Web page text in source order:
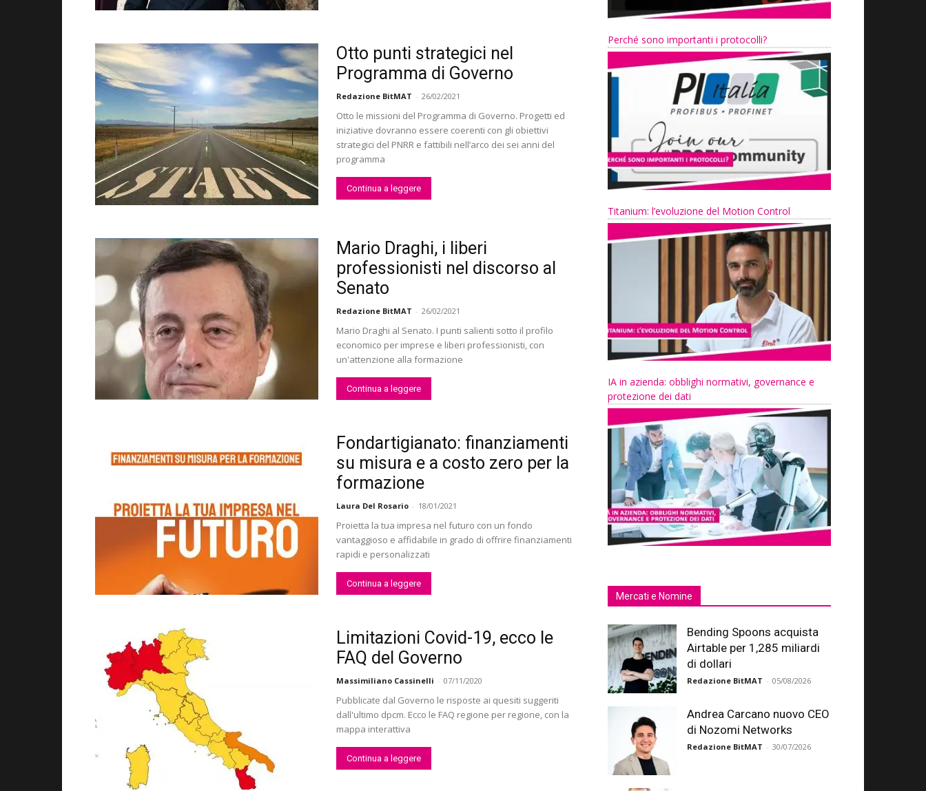
Otto punti strategici nel
Programma di Governo
Redazione BitMAT - 26/02/2021
Otto le missioni del Programma di Governo. Progetti ed
iniziative dovranno essere coerenti con gli obiettivi
strategici del PNRR e fattibili nell’arco dei sei anni del
programma
Continua a leggere
Mario Draghi, i liberi
professionisti nel discorso al
Senato
Redazione BitMAT - 26/02/2021
Mario Draghi al Senato. I punti salienti sotto il profilo
economico per imprese e liberi professionisti, con
un'attenzione alla formazione
Continua a leggere
Fondartigianato: finanziamenti
su misura e a costo zero per la
formazione
Laura Del Rosario - 18/01/2021
Proietta la tua impresa nel futuro con un fondo
vantaggioso e affidabile in grado di offrire finanziamenti
rapidi e personalizzati
Continua a leggere
Limitazioni Covid-19, ecco le
FAQ del Governo
Massimiliano Cassinelli - 07/11/2020
Pubblicate dal Governo le risposte ai quesiti suggeriti
dall'ultimo dpcm. Ecco le FAQ regione per regione, con la
mappa interattiva
Continua a leggere
Perché sono importanti i protocolli?
Titanium: l’evoluzione del Motion Control
IA in azienda: obblighi normativi, governance e
protezione dei dati
Mercati e Nomine
Bending Spoons acquista
Airtable per 1,285 miliardi
di dollari
Redazione BitMAT - 05/08/2026
Andrea Carcano nuovo CEO
di Nozomi Networks
Redazione BitMAT - 30/07/2026